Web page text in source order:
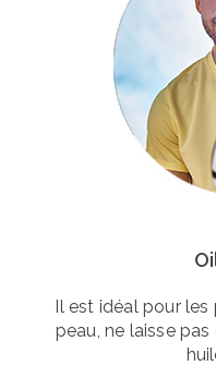
Il est idéal pour
peau, ne laisse